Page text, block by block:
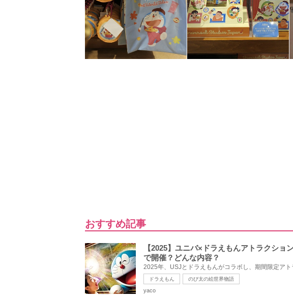
おすすめ記事
【2025】ユニバ×ドラえもんアトラクシ
で開催？どんな内容？
2025年、USJとドラえもんがコラボし、期間限定ア
ドラえもん のび太の絵世界物語
yaco